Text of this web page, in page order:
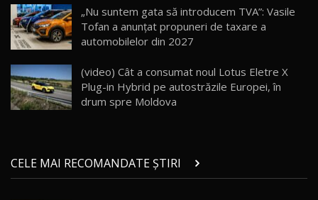
30:08
Noul Geely EX5 EM-i care a cucerit Moldova
AutoBlog.MD
23:36
20
Noul ZEEKR 7X / Test Drive AutoBlog.MD
29:08
21
AutoBlog.MD
16:59
„Nu suntem gata să introducem TVA”: Vasile
Tofan a anunțat propuneri de taxare a
automobilelor din 2027
(video) Cât a consumat noul Lotus Eletre X
Plug-in Hybrid pe autostrăzile Europei, în
drum spre Moldova
CELE MAI RECOMANDATE ȘTIRI